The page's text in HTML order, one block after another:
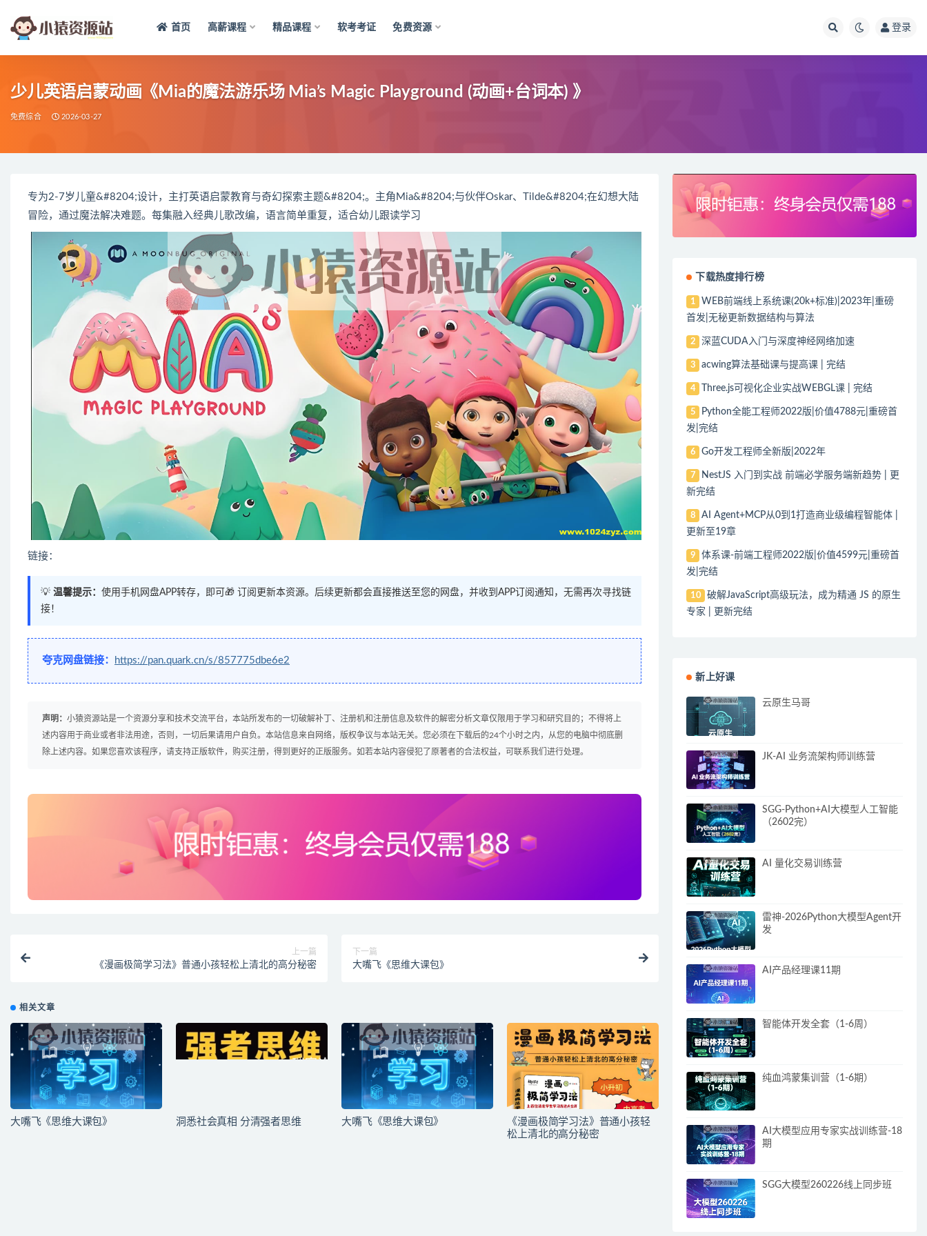
首页 高薪课程 精品课程 软考考证 免费资源 登录
少儿英语启蒙动画《Mia的魔法游乐场 Mia’s Magic Playground (动画+台词本) 》
免费综合 2026-03-27
专为2-7岁儿童&#8204;设计，主打英语启蒙教育与奇幻探索主题&#8204;。主角Mia&#8204;与伙伴Oskar、Tilde&#8204;在幻想大陆
冒险，通过魔法解决难题。每集融入经典儿歌改编，语言简单重复，适合幼儿跟读学习
链接：
💡 温馨提示： 使用手机网盘APP转存，即可🎁 订阅更新本资源。后续更新都会直接推送至您的网盘，并收到APP订阅通知，无需再次寻找链
接！
夸克网盘链接： https://pan.quark.cn/s/857775dbe6e2
声明： 小猿资源站是一个资源分享和技术交流平台，本站所发布的一切破解补丁、注册机和注册信息及软件的解密分析文章仅限用于学习和研究目的；不得将上
述内容用于商业或者非法用途，否则，一切后果请用户自负。本站信息来自网络，版权争议与本站无关。您必须在下载后的24个小时之内，从您的电脑中彻底删
除上述内容。如果您喜欢该程序，请支持正版软件，购买注册，得到更好的正版服务。如若本站内容侵犯了原著者的合法权益，可联系我们进行处理。
上一篇
《漫画极简学习法》普通小孩轻松上清北的高分秘密
下一篇
大嘴飞《思维大课包》
相关文章
大嘴飞《思维大课包》 洞悉社会真相 分清强者思维 大嘴飞《思维大课包》
《漫画极简学习法》普通小孩轻
松上清北的高分秘密
下载热度排行榜
1
WEB前端线上系统课(20k+标准)|2023年|重磅
首发|无秘更新数据结构与算法
2 深蓝CUDA入门与深度神经网络加速
3 acwing算法基础课与提高课 | 完结
4 Three.js可视化企业实战WEBGL课 | 完结
5
Python全能工程师2022版|价值4788元|重磅首
发|完结
6 Go开发工程师全新版|2022年
7
NestJS 入门到实战 前端必学服务端新趋势 | 更
新完结
8
AI Agent+MCP从0到1打造商业级编程智能体 |
更新至19章
9
体系课-前端工程师2022版|价值4599元|重磅首
发|完结
10
破解JavaScript高级玩法，成为精通 JS 的原生
专家 | 更新完结
新上好课
云原生马哥
JK-AI 业务流架构师训练营
SGG-Python+AI大模型人工智能
（2602完）
AI 量化交易训练营
雷神-2026Python大模型Agent开
发
AI产品经理课11期
智能体开发全套（1-6周）
纯血鸿蒙集训营（1-6期）
AI大模型应用专家实战训练营-18
期
SGG大模型260226线上同步班